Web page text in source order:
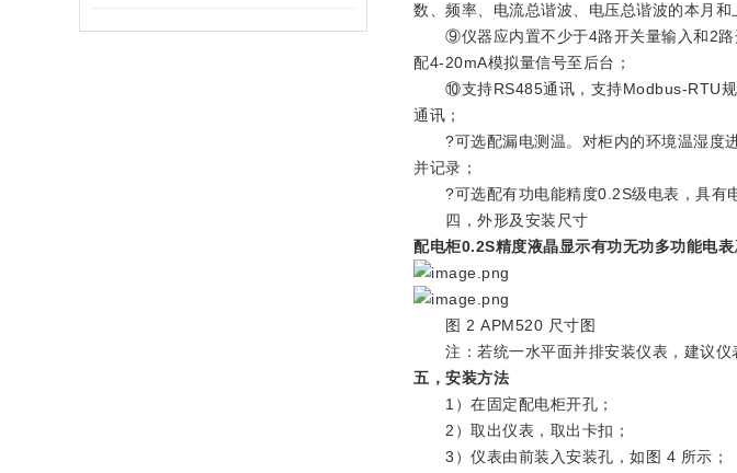
数、频率、电流总谐波、电压总谐波的本月和
⑨仪器应内置不少于4路开关量输入和2路
配4-20mA模拟量信号至后台；
⑩支持RS485通讯，支持Modbus-RTU规
通讯；
?可选配漏电测温。对柜内的环境温湿度进
并记录；
?可选配有功电能精度0.2S级电表，具有电
四，外形及安装尺寸
配电柜0.2S精度液晶显示有功无功多功能电表
图 2 APM520 尺寸图
注：若统一水平面并排安装仪表，建议仪
五，安装方法
1）在固定配电柜开孔；
2）取出仪表，取出卡扣；
3）仪表由前装入安装孔，如图 4 所示；